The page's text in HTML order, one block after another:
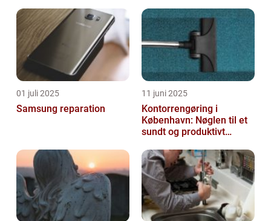
01 juli 2025
Samsung reparation
11 juni 2025
Kontorrengøring i
København: Nøglen til et
sundt og produktivt